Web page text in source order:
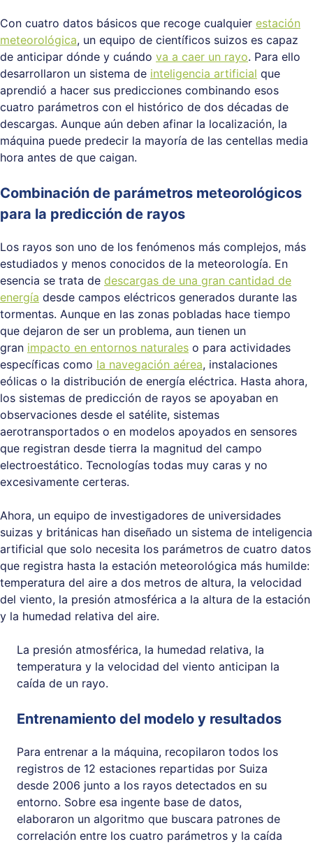
Con cuatro datos básicos que recoge cualquier estación
meteorológica, un equipo de científicos suizos es capaz
de anticipar dónde y cuándo va a caer un rayo. Para ello
desarrollaron un sistema de inteligencia artificial que
aprendió a hacer sus predicciones combinando esos
cuatro parámetros con el histórico de dos décadas de
descargas. Aunque aún deben afinar la localización, la
máquina puede predecir la mayoría de las centellas media
hora antes de que caigan.
Combinación de parámetros meteorológicos
para la predicción de rayos
Los rayos son uno de los fenómenos más complejos, más
estudiados y menos conocidos de la meteorología. En
esencia se trata de descargas de una gran cantidad de
energía desde campos eléctricos generados durante las
tormentas. Aunque en las zonas pobladas hace tiempo
que dejaron de ser un problema, aun tienen un
gran impacto en entornos naturales o para actividades
específicas como la navegación aérea, instalaciones
eólicas o la distribución de energía eléctrica. Hasta ahora,
los sistemas de predicción de rayos se apoyaban en
observaciones desde el satélite, sistemas
aerotransportados o en modelos apoyados en sensores
que registran desde tierra la magnitud del campo
electroestático. Tecnologías todas muy caras y no
excesivamente certeras.
Ahora, un equipo de investigadores de universidades
suizas y británicas han diseñado un sistema de inteligencia
artificial que solo necesita los parámetros de cuatro datos
que registra hasta la estación meteorológica más humilde:
temperatura del aire a dos metros de altura, la velocidad
del viento, la presión atmosférica a la altura de la estación
y la humedad relativa del aire.
La presión atmosférica, la humedad relativa, la
temperatura y la velocidad del viento anticipan la
caída de un rayo.
Entrenamiento del modelo y resultados
Para entrenar a la máquina, recopilaron todos los
registros de 12 estaciones repartidas por Suiza
desde 2006 junto a los rayos detectados en su
entorno. Sobre esa ingente base de datos,
elaboraron un algoritmo que buscara patrones de
correlación entre los cuatro parámetros y la caída